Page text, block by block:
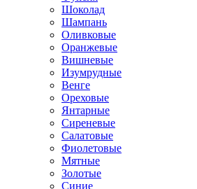
Шоколад
Шампань
Оливковые
Оранжевые
Вишневые
Изумрудные
Венге
Ореховые
Янтарные
Сиреневые
Салатовые
Фиолетовые
Мятные
Золотые
Синие